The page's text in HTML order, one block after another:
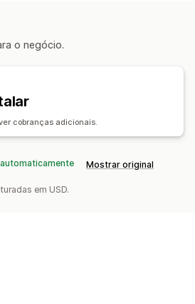
Métricas de engajamento
o negócio.
cobranças adicionais.
Mostrar original
em USD.